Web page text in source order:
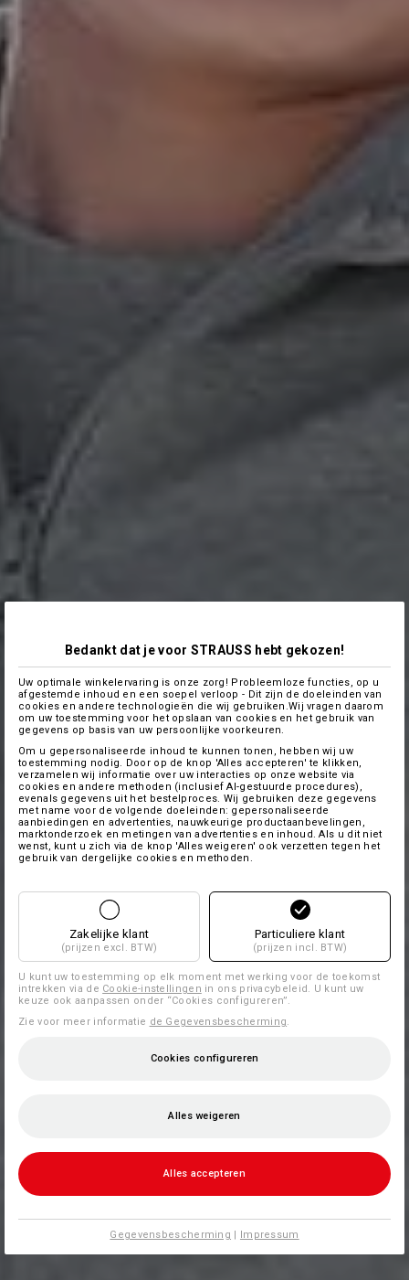
Bedankt dat je voor STRAUSS hebt gekozen!
Uw optimale winkelervaring is onze zorg! Probleemloze functies, op u
afgestemde inhoud en een soepel verloop - Dit zijn de doeleinden van
cookies en andere technologieën die wij gebruiken.Wij vragen daarom
om uw toestemming voor het opslaan van cookies en het gebruik van
gegevens op basis van uw persoonlijke voorkeuren.
Om u gepersonaliseerde inhoud te kunnen tonen, hebben wij uw
toestemming nodig. Door op de knop 'Alles accepteren' te klikken,
verzamelen wij informatie over uw interacties op onze website via
cookies en andere methoden (inclusief AI-gestuurde procedures),
evenals gegevens uit het bestelproces. Wij gebruiken deze gegevens
met name voor de volgende doeleinden: gepersonaliseerde
aanbiedingen en advertenties, nauwkeurige productaanbevelingen,
marktonderzoek en metingen van advertenties en inhoud. Als u dit niet
wenst, kunt u zich via de knop 'Alles weigeren' ook verzetten tegen het
gebruik van dergelijke cookies en methoden.
Zakelijke klant
(prijzen excl. BTW)
Particuliere klant
(prijzen incl. BTW)
U kunt uw toestemming op elk moment met werking voor de toekomst
intrekken via de Cookie-instellingen in ons privacybeleid. U kunt uw
keuze ook aanpassen onder “Cookies configureren”.
Zie voor meer informatie de Gegevensbescherming
Cookies configureren
Alles weigeren
Alles accepteren
Gegevensbescherming | Impressum